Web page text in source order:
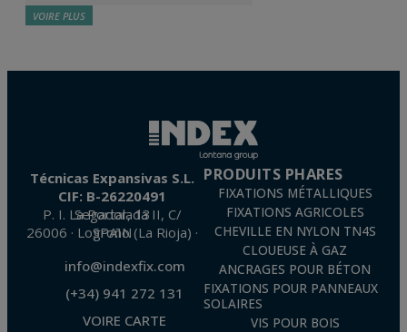
VOIRE PLUS
Técnicas Expansivas S.L.
CIF: B-26220491
P. I. La Portalada II, C/ Segador, 13
26006 · Logroño (La Rioja) · SPAIN
info@indexfix.com
(+34) 941 272 131
VOIRE CARTE
PRODUITS PHARES
FIXATIONS MÉTALLIQUES
FIXATIONS AGRICOLES
CHEVILLE EN NYLON TN4S
CLOUEUSE À GAZ
ANCRAGES POUR BÉTON
FIXATIONS POUR PANNEAUX
SOLAIRES
VIS POUR BOIS